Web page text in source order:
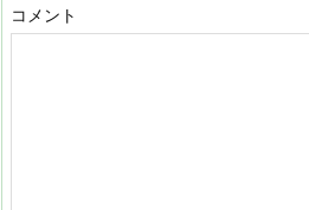
コメント